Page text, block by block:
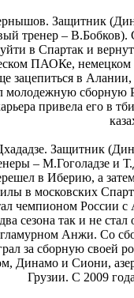
Защитник
тренер –
в Спартак и
ПАОКе, немецком
зацепиться в
молодежную сборную
привела его в
Защитник
– М.Гоголадзе и
в Иберию, а
в московских
чемпионом России
сезона так и не
гламурном Анжи. Со
за сборную своей
Динамо и Сиони,
Грузии. С 2009